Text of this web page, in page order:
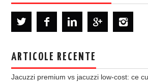
ARTICOLE RECENTE
Jacuzzi premium vs jacuzzi low-cost: ce